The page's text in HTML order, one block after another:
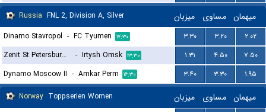
Russia FNL 2, Division A, Silver میزبان مساوی میهمان
Dinamo Stavropol - FC Tyumen ۱۷:۳۰ ۳.۳۰ ۳.۲۰
۲.۰۲
Zenit St Petersburg II
- Irtysh Omsk ۱۳:۳۰ ۱.۳۱ ۴.۵۰
۷.۵۰
Dynamo Moscow II - Amkar Perm ۱۶:۳۰ ۳.۴۰ ۳.۳۰
۱.۹۵
Norway Toppserien Women میزبان مساوی میهمان